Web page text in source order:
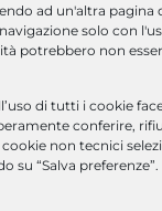
ad un'altra pagina
solo con
potrebbero non
di tutti i cookie
conferire,
cookie non tecnici
su “Salva preferenze”.
di
software.